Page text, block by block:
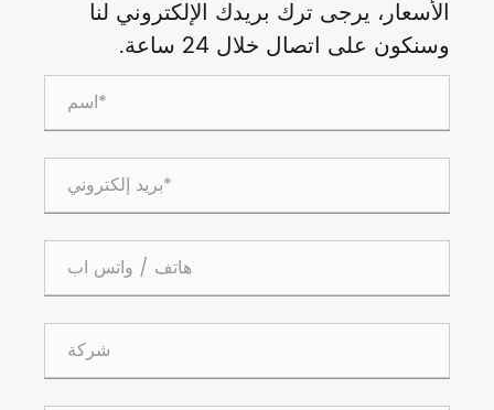
الأسعار، يرجى ترك بريدك الإلكتروني لنا
وسنكون على اتصال خلال 24 ساعة.